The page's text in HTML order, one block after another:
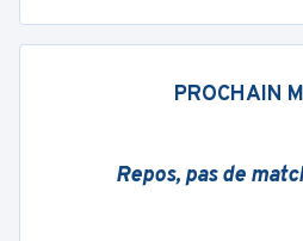
PROCHAIN
Repos, pas de